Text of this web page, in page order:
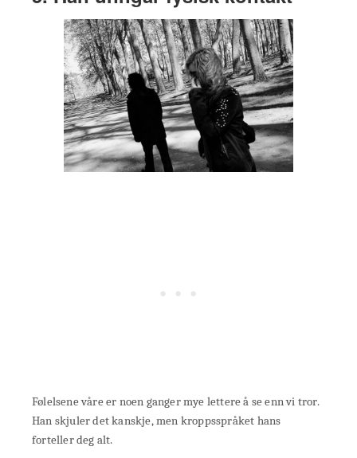
Følelsene våre er noen ganger mye lettere å se enn vi tror.
Han skjuler det kanskje, men kroppsspråket hans
forteller deg alt.